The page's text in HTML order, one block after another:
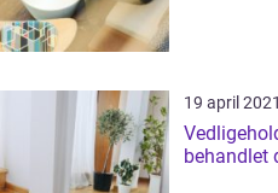
19 april 2021
behandlet